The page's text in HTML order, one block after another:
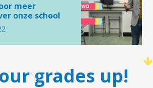
meer
onze school
grades up!